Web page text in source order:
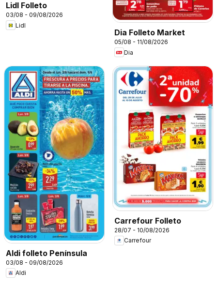
Lidl Folleto
03/08 - 09/08/2026
Lidl
Dia Folleto Market
05/08 - 11/08/2026
Dia
Aldi folleto Península
03/08 - 09/08/2026
Aldi
Carrefour Folleto
28/07 - 10/08/2026
Carrefour